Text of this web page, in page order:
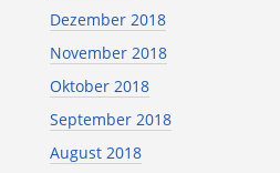
Dezember 2018
November 2018
Oktober 2018
September 2018
August 2018